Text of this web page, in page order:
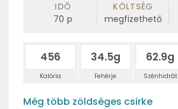
IDŐ
70 p
KÖLTSÉG
megfizethető
456
Kalória
34.5g
Fehérje
62.9g
Szénhidrát
Még több zöldséges csirke